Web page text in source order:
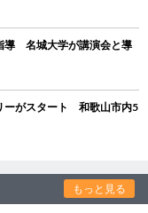
導 名城大学が講演会と導
ーがスタート 和歌山市内5
もっと見る